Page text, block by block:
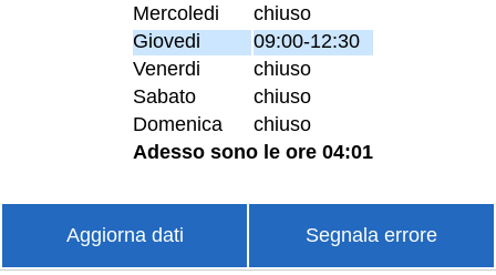
Mercoledi
chiuso
Giovedi
09:00-12:30
Venerdi
chiuso
Sabato
chiuso
Domenica
chiuso
Adesso sono le ore 04:01
Aggiorna dati Segnala errore